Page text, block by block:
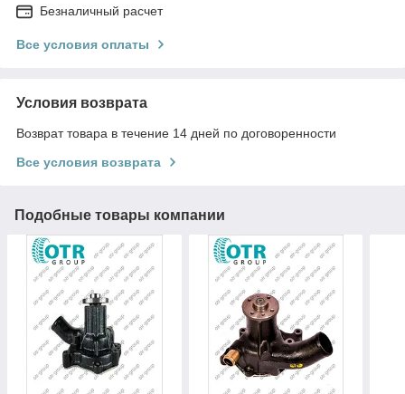
Безналичный расчет
Все условия оплаты
Условия возврата
Возврат товара в течение 14 дней по договоренности
Все условия возврата
Подобные товары компании